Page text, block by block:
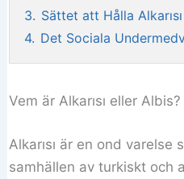
3. Sättet att Hålla
4. Det Sociala
Vem är Alkarısı eller Albis?
Alkarısı är en ond varelse
samhällen av turkiskt och